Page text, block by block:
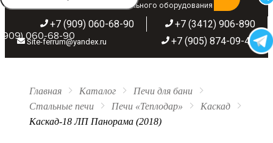
Широкий ассортимент отопительного оборудования
+7 (3412) 906-890
+7 (909) 060-68-90
+7 (905) 874-09-44
Site-ferrum@yandex.ru
(909) 060-68-90
Главная Каталог
Печи для бани
Стальные печи
Печи «Теплодар»
Каскад
Каскад-18 ЛП Панорама (2018)